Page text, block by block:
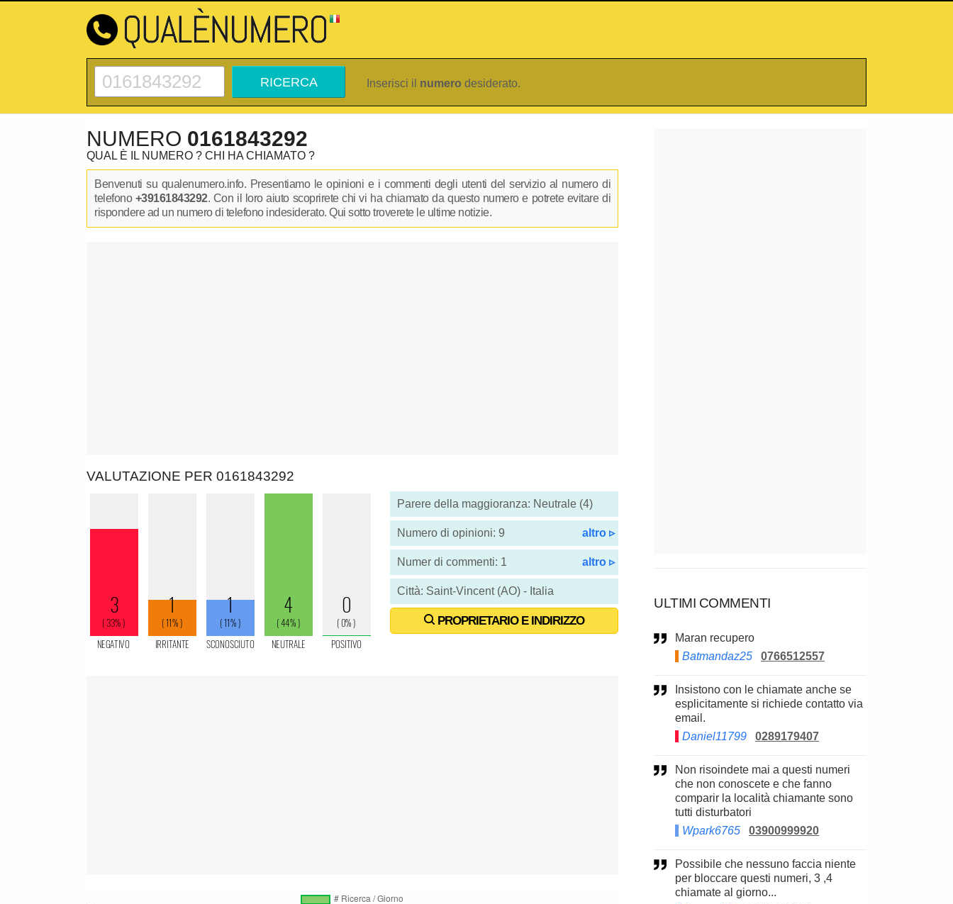
Inserisci il numero desiderato.
NUMERO 0161843292
QUAL È IL NUMERO ? CHI HA CHIAMATO ?
Benvenuti su qualenumero.info. Presentiamo le opinioni e i commenti degli utenti del servizio al numero di
telefono +39161843292. Con il loro aiuto scoprirete chi vi ha chiamato da questo numero e potrete evitare di
rispondere ad un numero di telefono indesiderato. Qui sotto troverete le ultime notizie.
VALUTAZIONE PER 0161843292
Parere della maggioranza: Neutrale (4)
Numero di opinioni: 9 altro ▹
Numer di commenti: 1 altro ▹
Città: Saint-Vincent (AO) - Italia
PROPRIETARIO E INDIRIZZO
ULTIMI COMMENTI
Maran recupero
Batmandaz25
0766512557
esplicitamente si richiede contatto via
email.
Daniel11799
0289179407
Non risoindete mai a questi numeri
che non conoscete e che fanno
comparir la località chiamante sono
tutti disturbatori
Wpark6765
03900999920
Possibile che nessuno faccia niente
per bloccare questi numeri, 3 ,4
chiamate al giorno...